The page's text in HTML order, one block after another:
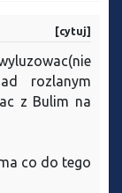
[cytuj]
rozlanym
z Bulim na
co do tego